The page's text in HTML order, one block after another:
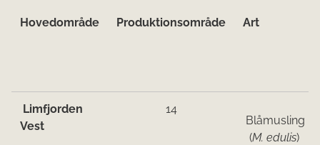
Hovedområde Produktionsområde Art
Limfjorden
Vest
14
Blåmusling
(M. edulis)